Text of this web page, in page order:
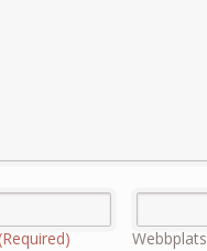
Webbplats